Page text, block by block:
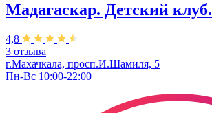
Мадагаскар. Детский клуб.
4,8
3 отзыва
г.Махачкала, просп.И.Шамиля, 5
Пн-Вс 10:00-22:00